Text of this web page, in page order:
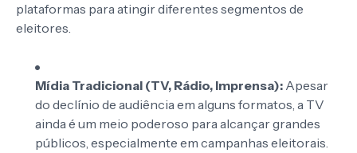
plataformas para atingir diferentes segmentos de
eleitores.
Mídia Tradicional (TV, Rádio, Imprensa): Apesar
do declínio de audiência em alguns formatos, a TV
ainda é um meio poderoso para alcançar grandes
públicos, especialmente em campanhas eleitorais.